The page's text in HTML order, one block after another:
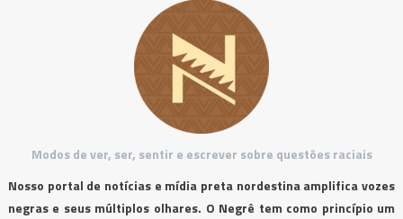
Modos de ver, ser, sentir e escrever sobre questões raciais
Nosso portal de notícias e mídia preta nordestina amplifica vozes
negras e seus múltiplos olhares. O Negrê tem como princípio um